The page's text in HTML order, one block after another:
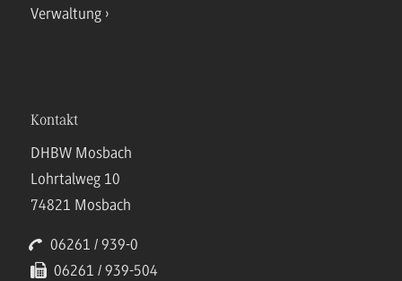
Verwaltung
Kontakt
DHBW Mosbach
Lohrtalweg 10
74821 Mosbach
06261 / 939-0
06261 / 939-504